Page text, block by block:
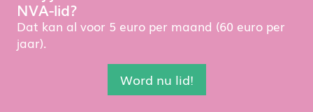
Nederlandse Vereniging voor Autisme
NVA-lid?
Dat kan al voor 5 euro per maand (60 euro per
jaar).
Word nu lid!